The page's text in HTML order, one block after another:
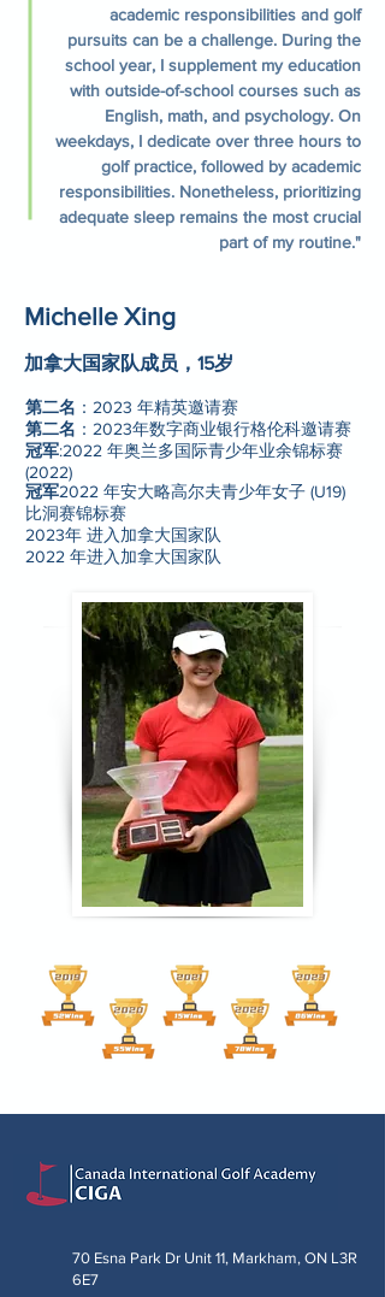
academic responsibilities and golf
pursuits can be a challenge. During the
school year, I supplement my education
with outside-of-school courses such as
English, math, and psychology. On
weekdays, I dedicate over three hours to
golf practice, followed by academic
responsibilities. Nonetheless, prioritizing
adequate sleep remains the most crucial
part of my routine."
Michelle Xing
加拿大国家队成员，15岁
第二名 ：2023 年精英邀请赛
第二名 ：2023年数字商业银行格伦科邀请赛
冠军:2022 年奥兰多国际青少年业余锦标赛
(2022)
冠军2022 年安大略高尔夫青少年女子 (U19)
比洞赛锦标赛
2023年 进入加拿大国家队
2022 年进入加拿大国家队
70 Esna Park Dr Unit 11, Markham, ON L3R
6E7